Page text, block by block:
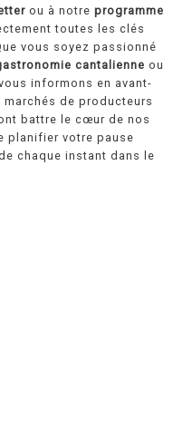
ou à notre programme
toutes les clés
vous soyez passionné
cantalienne ou
informons en avant-
de producteurs
battre le cœur de nos
planifier votre pause
chaque instant dans le